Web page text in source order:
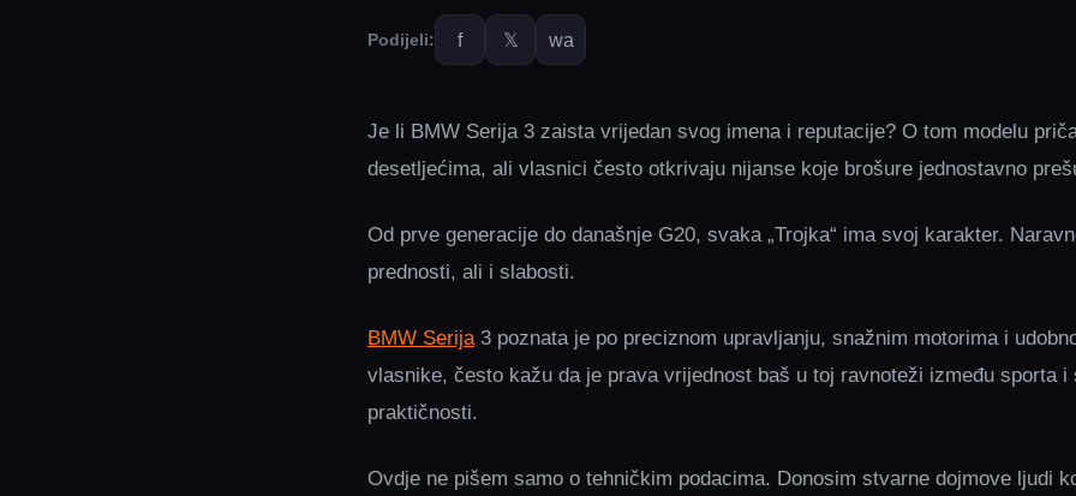
Podijeli: f 𝕏 wa
Je li BMW Serija 3 zaista vrijedan svog imena i reputacije? O tom modelu
desetljećima, ali vlasnici često otkrivaju nijanse koje brošure jednostavno
Od prve generacije do današnje G20, svaka „Trojka“ ima svoj karakter.
prednosti, ali i slabosti.
BMW Serija3 poznata je po preciznom upravljanju, snažnim motorima i
vlasnike, često kažu da je prava vrijednost baš u toj ravnoteži između sporta i
praktičnosti.
Ovdje ne pišem samo o tehničkim podacima. Donosim stvarne dojmove ljudi